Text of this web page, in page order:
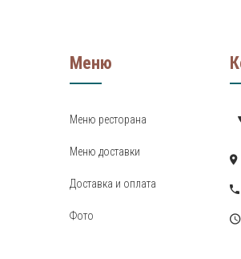
Меню
Меню ресторана
Меню доставки
Доставка и оплата
Фото